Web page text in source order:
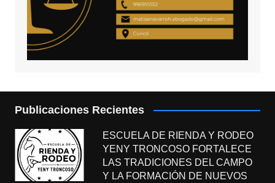
Publicaciones Recientes
ESCUELA DE RIENDA Y RODEO
YENY TRONCOSO FORTALECE
LAS TRADICIONES DEL CAMPO
Y LA FORMACIÓN DE NUEVOS